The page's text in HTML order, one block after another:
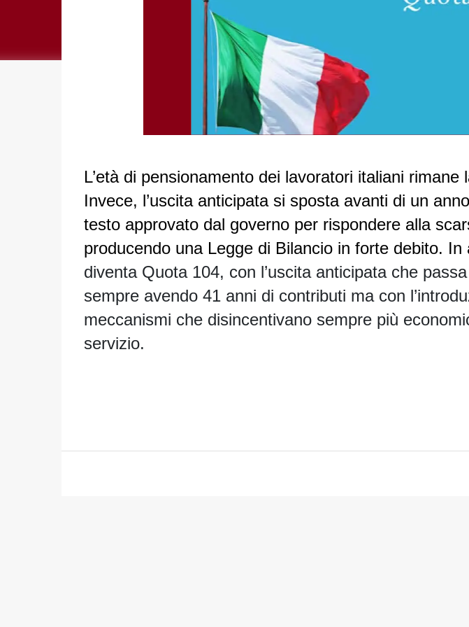
L’età di pensionamento dei lavoratori italiani rimane
Invece, l’uscita anticipata si sposta avanti di un
testo approvato dal governo per rispondere alla
producendo una Legge di Bilancio in forte debito. In
diventa Quota 104, con l’uscita anticipata che
sempre avendo 41 anni di contributi ma con
meccanismi che disincentivano sempre più
servizio.